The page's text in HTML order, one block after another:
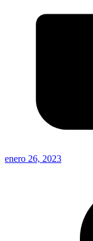
enero 26, 2023